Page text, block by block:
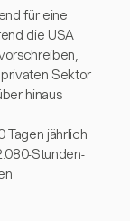
für eine
die USA
Sektor
hinaus
jährlich
Stunden-